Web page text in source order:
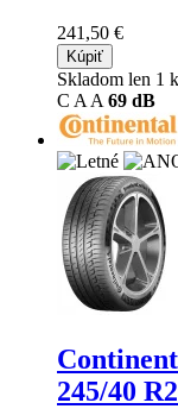
241,50 €
Kúpiť
Skladom len 1
C AA69 dB
245/40